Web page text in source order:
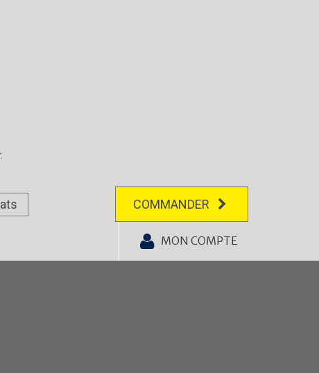
COMMANDER
MON COMPTE